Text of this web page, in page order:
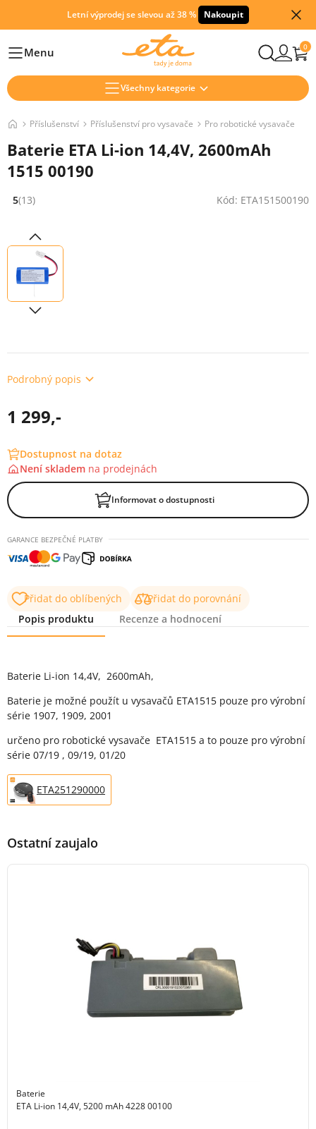
Letní výprodej se slevou až 38 % Nakoupit
HlavníMenu 0
Všechny kategorie
Příslušenství Příslušenství pro vysavače Pro robotické vysavače
Baterie ETA Li-ion 14,4V, 2600mAh
1515 00190
Hodnocení: 5 z 5 (13 recenzí)
5(13) Kód: ETA151500190
Podrobný popis
1 299,-
Dostupnost na dotaz
Není skladem na prodejnách
Informovat o dostupnosti
GARANCE BEZPEČNÉ PLATBY
Přidat do oblíbených
Přidat do porovnání
Popis produktu
Recenze a hodnocení
Baterie Li-ion 14,4V, 2600mAh,
Baterie je možné použít u vysavačů ETA1515 pouze pro výrobní
série 1907, 1909, 2001
určeno pro robotické vysavače ETA1515 a to pouze pro výrobní
série 07/19 , 09/19, 01/20
ETA251290000
Ostatní zaujalo
Baterie
ETA Li-ion 14,4V, 5200 mAh 4228 00100